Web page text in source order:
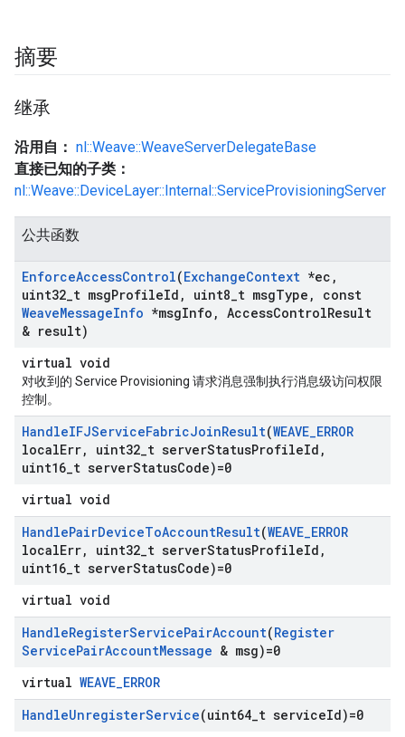
摘要
继承
沿用自： nl::Weave::WeaveServerDelegateBase
直接已知的子类：
nl::Weave::DeviceLayer::Internal::ServiceProvisioningServer
公共函数
EnforceAccessControl(ExchangeContext *ec ,
uint32 t msgProfileId , uint8 t msgType ,
const
WeaveMessageInfo *msgInfo , AccessControlResult
& result)
virtual void
对收到的 Service Provisioning 请求消息强制执行消息级访问权限
控制。
HandleIFJServiceFabricJoinResult(WEAVE_ERROR
localErr, uint32 t serverStatusProfileId ,
uint16 t serverStatusCode)=0
virtual void
HandlePairDeviceToAccountResult(WEAVE_ERROR
localErr, uint32 t serverStatusProfileId ,
uint16 t serverStatusCode)=0
virtual void
HandleRegisterServicePairAccount(Register
ServicePairAccountMessage & msg)=0
virtual WEAVE_ERROR
HandleUnregisterService(uint64 t serviceId)=0